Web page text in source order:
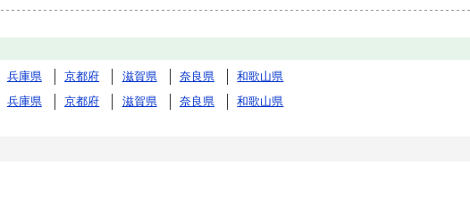
兵庫県 京都府 滋賀県 奈良県
和歌山県
兵庫県 京都府 滋賀県 奈良県 和歌山県